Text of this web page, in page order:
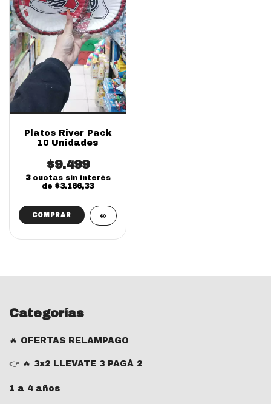
Platos River Pack
10 Unidades
$9.499
3 cuotas sin interés
de $3.166,33
Categorías
🔥 OFERTAS RELAMPAGO
👉 🔥 3x2 LLEVATE 3 PAGÁ 2
1 a 4 años